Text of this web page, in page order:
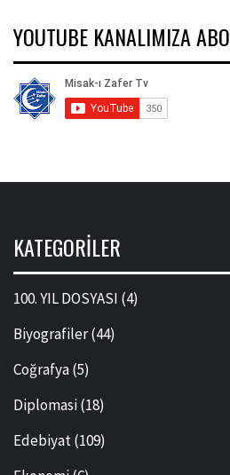
YOUTUBE KANALIMIZA
KATEGORILER
100. YIL DOSYASI (4)
Biyografiler(44)
Coğrafya(5)
Diplomasi(18)
Edebiyat(109)